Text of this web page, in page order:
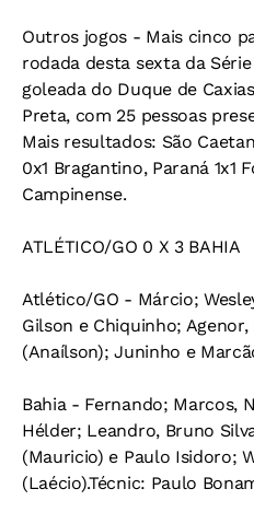
Outros jogos - Mais cinco
rodada desta sexta da
goleada do Duque de
Preta, com 25 pessoas
Mais resultados: São
0x1 Bragantino, Paraná 1x1
Campinense.
ATLÉTICO/GO 0 X 3 BAHIA
Atlético/GO - Márcio;
Gilson e Chiquinho;
(Anaílson); Juninho e
Bahia - Fernando; Marcos,
Hélder; Leandro, Bruno
(Mauricio) e Paulo Isidoro;
(Laécio).Técnic: Paulo